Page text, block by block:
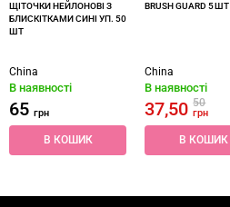
ЩІТОЧКИ НЕЙЛОНОВІ З
БЛИСКІТКАМИ СИНІ УП. 50
ШТ
China
В наявності
65 грн
В КОШИК
BRUSH GUARD 5 ШТ
China
В наявності
37,5050
грн
В КОШИК